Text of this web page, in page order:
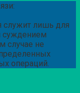
служит лишь для
суждением
случае не
операций.